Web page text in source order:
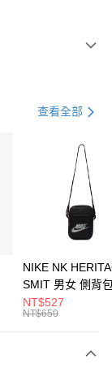
21家銀行
查看全部
NIKE NK
SMIT 男女 側背
BA5871010
NT$527
NT$650